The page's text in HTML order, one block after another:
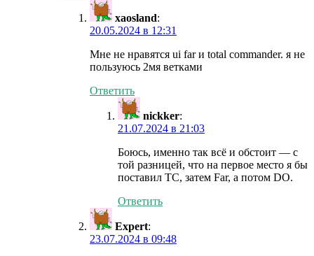
xaosland:
20.05.2024 в 12:31
Мне не нравятся ui far и total commander. я не
пользуюсь 2мя ветками
Ответить
nickker:
21.07.2024 в 21:03
Боюсь, именно так всё и обстоит — с
той разницей, что на первое место я бы
поставил ТС, затем Far, а потом DO.
Ответить
Expert:
23.07.2024 в 09:48